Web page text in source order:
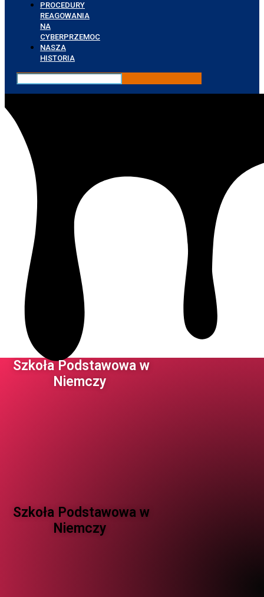
PROCEDURY
REAGOWANIA
NA
CYBERPRZEMOC
NASZA
HISTORIA
Szkoła Podstawowa w
Niemczy ​
Szkoła Podstawowa w
Niemczy ​